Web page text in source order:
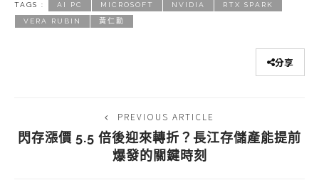
TAGS : AI PC MICROSOFT NVIDIA RTX SPARK
VERA RUBIN 黃仁勳
分享
PREVIOUS ARTICLE
閃存漲價 5.5 倍後迎來轉折？長江存儲產能提前
爆發的關鍵時刻